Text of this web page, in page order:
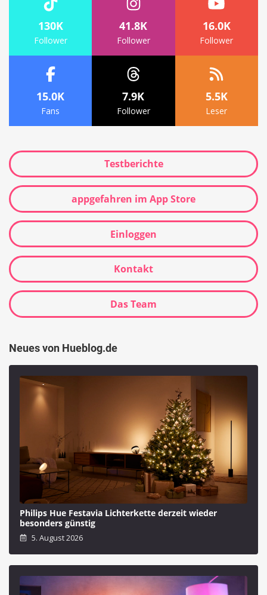
130K
Follower
41.8K
Follower
16.0K
Follower
15.0K
Fans
7.9K
Follower
5.5K
Leser
Testberichte
appgefahren im App Store
Einloggen
Kontakt
Das Team
Neues von Hueblog.de
Philips Hue Festavia Lichterkette derzeit wieder
besonders günstig
5. August 2026